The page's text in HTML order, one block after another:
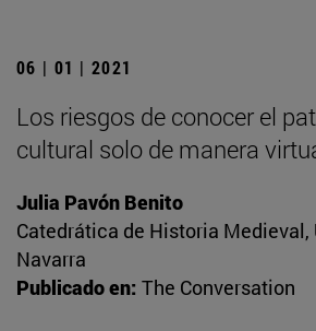
06 | 01 | 2021
Los riesgos de conocer el
cultural solo de manera
Julia Pavón Benito
Catedrática de Historia Medieval,
Navarra
Publicado en: The Conversation